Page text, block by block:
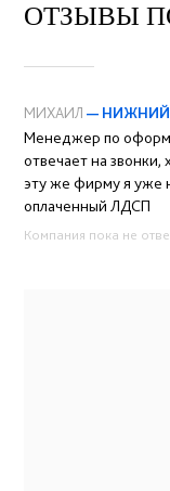
ОТЗЫВЫ
МИХАИЛ — НИЖНИЙ
Менеджер по
отвечает на
эту же фирму я уже
оплаченный ЛДСП
Компания пока не